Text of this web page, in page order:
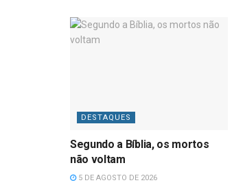
DESTAQUES
Segundo a Bíblia, os mortos
não voltam
5 DE AGOSTO DE 2026